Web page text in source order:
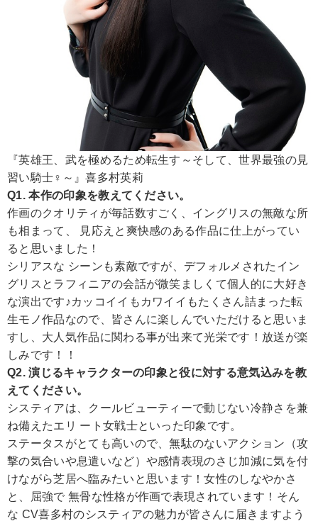
『英雄王、武を極めるため転生す～そして、世界最強の見
習い騎士♀～』喜多村英莉
Q1. 本作の印象を教えてください。
作画のクオリティが毎話数すごく、イングリスの無敵な所
も相まって、 見応えと爽快感のある作品に仕上がってい
ると思いました！
シリアスな シーンも素敵ですが、デフォルメされたイン
グリスとラフィニアの会話が微笑ましくて個人的に大好き
な演出です♪カッコイイもカワイイもたくさん詰まった転
生モノ作品なので、皆さんに楽しんでいただけると思いま
すし、大人気作品に関わる事が出来て光栄です！放送が楽
しみです！！
Q2. 演じるキャラクターの印象と役に対する意気込みを教
えてください。
システィアは、クールビューティーで動じない冷静さを兼
ね備えたエリ ート女戦士といった印象です。
ステータスがとても高いので、無駄のないアクション（攻
撃の気合いや息遣いなど）や感情表現のさじ加減に気を付
けながら芝居へ臨みたいと思います！女性のしなやかさ
と、屈強で 無骨な性格が作画で表現されています！そん
な CV喜多村のシスティアの魅力が皆さんに届きますよう